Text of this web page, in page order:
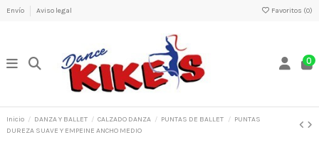
Envío Aviso legal Favoritos (0)
0
Inicio DANZA Y BALLET CALZADO DANZA PUNTAS DE BALLET
PUNTAS
DUREZA SUAVE Y EMPEINE ANCHO MEDIO